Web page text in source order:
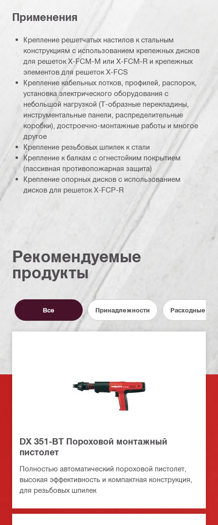
Применения
Крепление решетчатых настилов к стальным
конструкциям с использованием крепежных дисков
для решеток X-FCM-M или X-FCM-R и крепежных
элементов для решеток X-FCS
Крепление кабельных лотков, профилей, распорок,
установка электрического оборудования с
небольшой нагрузкой (Т-образные перекладины,
инструментальные панели, распределительные
коробки), достроечно-монтажные работы и многое
другое
Крепление резьбовых шпилек к стали
Крепление к балкам с огнестойким покрытием
(пассивная противопожарная защита)
Крепление опорных дисков с использованием
дисков для решеток X-FCP-R
Рекомендуемые
продукты
Все Принадлежности Расходные
DX 351-BT Пороховой монтажный
пистолет
Полностью автоматический пороховой пистолет,
высокая эффективность и компактная конструкция,
для резьбовых шпилек